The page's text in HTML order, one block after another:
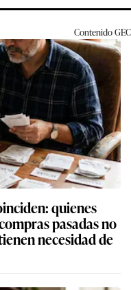
ContenidoGEC
quienes
pasadas no
necesidad de